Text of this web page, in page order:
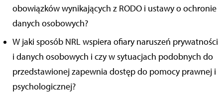
obowiązków wynikających z RODO i ustawy o ochronie
danych osobowych?
W jaki sposób NRL wspiera ofiary naruszeń prywatności
i danych osobowych i czy w sytuacjach podobnych do
przedstawionej zapewnia dostęp do pomocy prawnej i
psychologicznej?